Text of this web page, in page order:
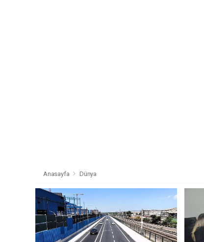
Anasayfa Dünya